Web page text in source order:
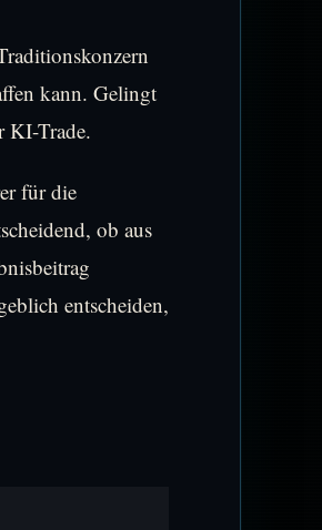
kann. Gelingt
KI-Trade.
für die
ob aus
entscheiden,